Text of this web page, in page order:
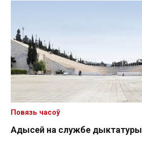
Адысей на службе дыктатуры
Повязь часоў